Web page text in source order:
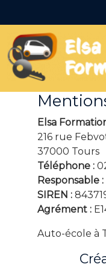
Panneau de gestion
Elsa
216 rue
37000 Tours
Téléphone :
Responsable :
SIREN :
Agrément :
Auto-école à